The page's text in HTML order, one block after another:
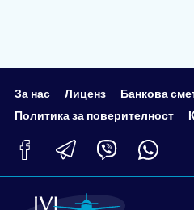
ТРАНСФЕРИ
ОЩЕ
Банкова сметка
За нас Лиценз Банкова
Политика за поверителност